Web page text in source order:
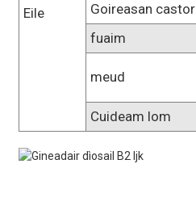
Eile Goireasan castor
fuaim
meud
Cuideam lom